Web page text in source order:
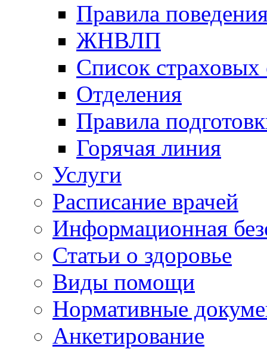
Правила
ЖНВЛП
Список страховых
Отделения
Правила
Горячая линия
Услуги
Расписание врачей
Информационная
Статьи о здоровье
Виды помощи
Нормативные
Анкетирование